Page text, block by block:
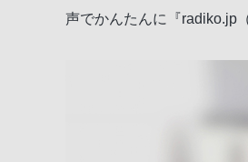
声でかんたんに『radiko.jp